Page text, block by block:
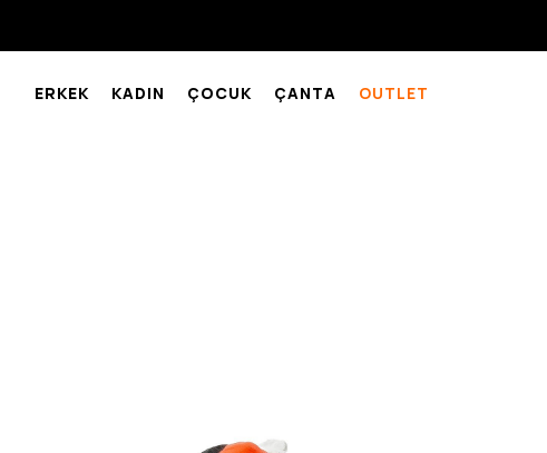
ERKEK KADIN ÇOCUK ÇANTA OUTLET